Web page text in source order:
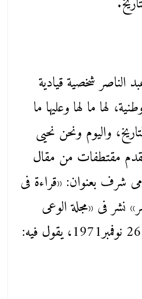
الناصر شخصية قيادية
لها ما لها وعليها ما
واليوم ونحن نحيى
مقتطفات من مقال
شرف بعنوان: «قراءة فى
نشر فى «مجلة الوعى